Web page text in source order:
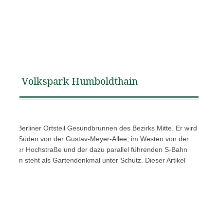
Volkspark Humboldthain
im Berliner Ortsteil Gesundbrunnen des Bezirks Mitte. Er wird
im Süden von der Gustav-Meyer-Allee, im Westen von der
der Hochstraße und der dazu parallel führenden S-Bahn
steht als Gartendenkmal unter Schutz. Dieser Artikel